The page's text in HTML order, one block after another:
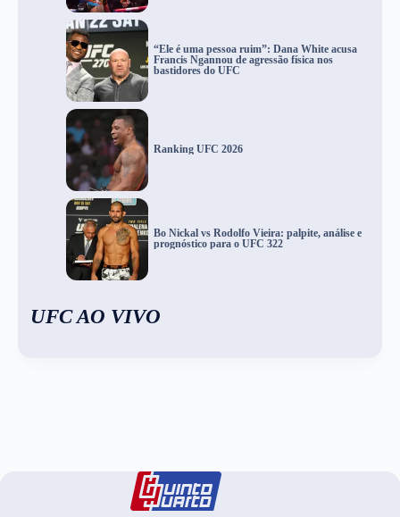
“Ele é uma pessoa ruim”: Dana White acusa
Francis Ngannou de agressão física nos
bastidores do UFC
Ranking UFC 2026
Bo Nickal vs Rodolfo Vieira: palpite, análise e
prognóstico para o UFC 322
UFC AO VIVO